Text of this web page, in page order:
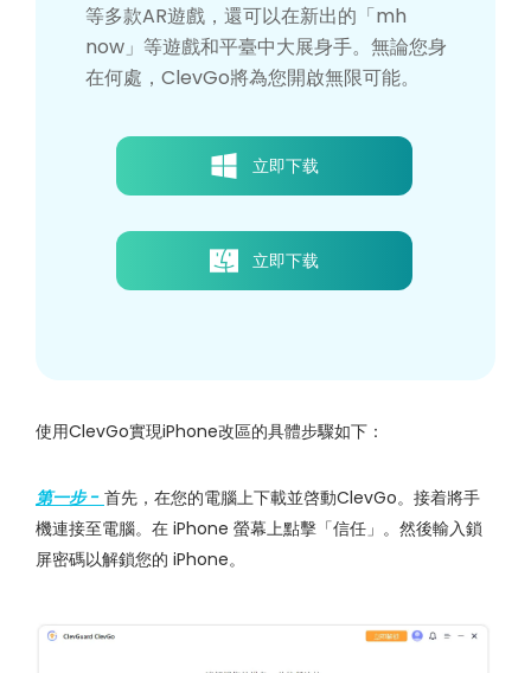
等多款AR遊戲，還可以在新出的「mh
now」等遊戲和平臺中大展身手。無論您身
在何處，ClevGo將為您開啟無限可能。
立即下载
立即下载
使用ClevGo實現iPhone改區的具體步驟如下：
第一步 - 首先，在您的電腦上下載並啓動ClevGo。接着將手
機連接至電腦。在 iPhone 螢幕上點擊「信任」。然後輸入鎖
屏密碼以解鎖您的 iPhone。